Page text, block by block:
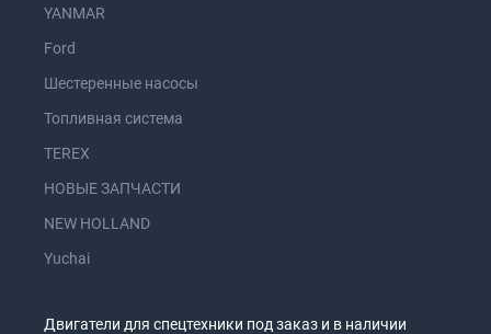
YANMAR
Ford
Шестеренные насосы
Топливная система
TEREX
НОВЫЕ ЗАПЧАСТИ
NEW HOLLAND
Yuchai
Двигатели для спецтехники под заказ и в наличии